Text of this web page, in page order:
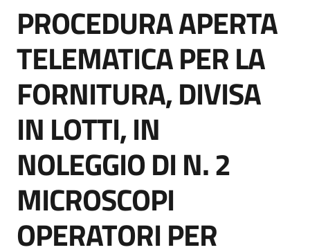
acquisto
Supporto
Piattaforme
telematiche
English
Salta al contenuto
PROCEDURA APERTA
TELEMATICA PER LA
FORNITURA, DIVISA
IN LOTTI, IN
NOLEGGIO DI N. 2
MICROSCOPI
OPERATORI PER